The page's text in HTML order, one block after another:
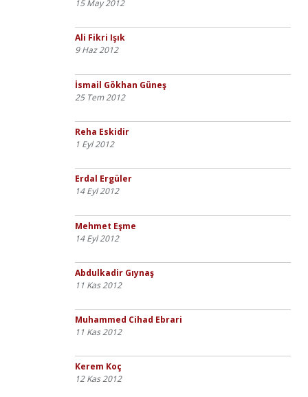
15 May 2012
Ali Fikri Işık
9 Haz 2012
İsmail Gökhan Güneş
25 Tem 2012
Reha Eskidir
1 Eyl 2012
Erdal Ergüler
14 Eyl 2012
Mehmet Eşme
14 Eyl 2012
Abdulkadir Gıynaş
11 Kas 2012
Muhammed Cihad Ebrari
11 Kas 2012
Kerem Koç
12 Kas 2012